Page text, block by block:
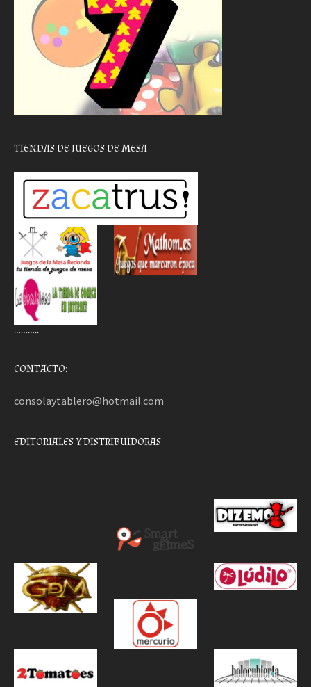
TIENDAS DE JUEGOS DE MESA
………..
CONTACTO:
consolaytablero@hotmail.com
EDITORIALES Y DISTRIBUIDORAS